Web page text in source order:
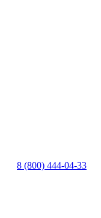
8 (800) 444-04-33